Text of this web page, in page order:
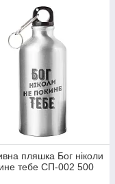
пляшка Бог ніколи
тебе СП-002 500